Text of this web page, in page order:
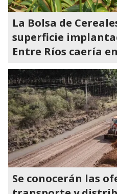
La Bolsa de
superficie
Entre Ríos caería
Se conocerán las